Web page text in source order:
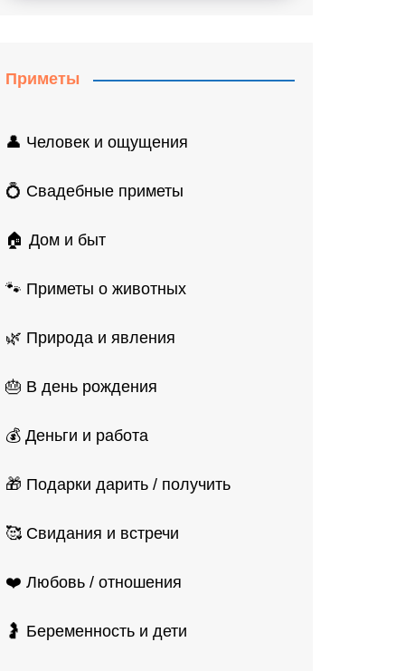
Приметы
👤 Человек и ощущения
💍 Свадебные приметы
🏠 Дом и быт
🐾 Приметы о животных
🌿 Природа и явления
🎂 В день рождения
💰 Деньги и работа
🎁 Подарки дарить / получить
🥰 Свидания и встречи
❤️ Любовь / отношения
🤰 Беременность и дети